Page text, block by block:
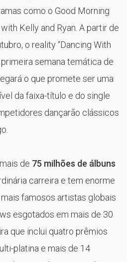
como o Good Morning
Kelly and Ryan. A partir de
o reality “Dancing With
semana temática de
o que promete ser uma
da faixa-título e do single
dançarão clássicos
de 75 milhões de álbuns
carreira e tem enorme
famosos artistas globais
esgotados em mais de 30
que inclui quatro prêmios
platina e mais de 14